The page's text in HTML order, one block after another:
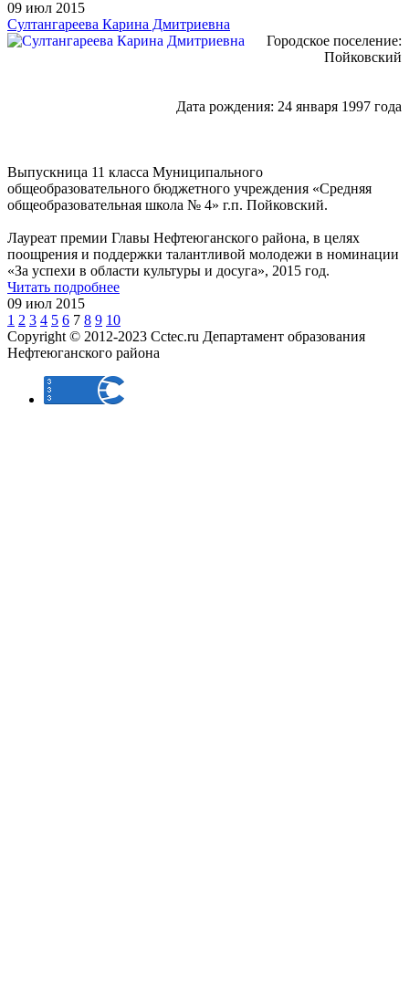
09 июл 2015
Султангареева Карина Дмитриевна
Городское поселение:
Пойковский
Дата рождения: 24 января 1997 года
Выпускница 11 класса Муниципального
общеобразовательного бюджетного учреждения «Средняя
общеобразовательная школа № 4» г.п. Пойковский.
Лауреат премии Главы Нефтеюганского района, в целях
поощрения и поддержки талантливой молодежи в номинации
«За успехи в области культуры и досуга», 2015 год.
Читать подробнее
09 июл 2015
1 2 3 4 5 6 7 8 9 10
Copyright © 2012-2023 Cctec.ru Департамент образования
Нефтеюганского района